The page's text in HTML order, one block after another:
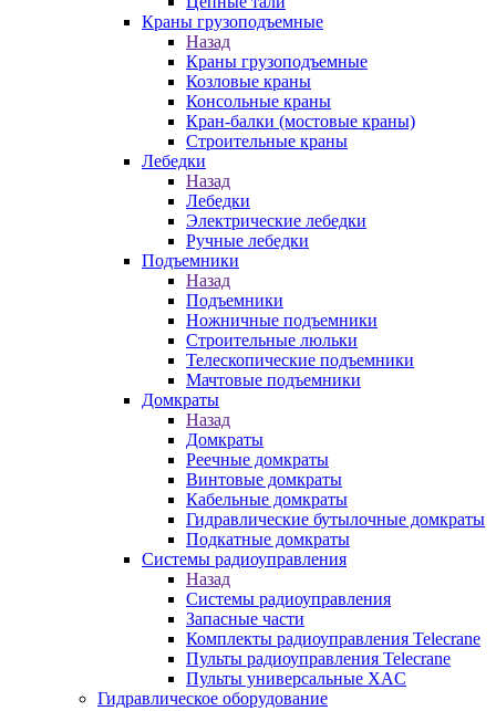
Краны грузоподъемные
Назад
Краны грузоподъемные
Козловые краны
Консольные краны
Кран-балки (мостовые краны)
Строительные краны
Лебедки
Назад
Лебедки
Электрические лебедки
Ручные лебедки
Подъемники
Назад
Подъемники
Ножничные подъемники
Строительные люльки
Телескопические подъемники
Мачтовые подъемники
Домкраты
Назад
Домкраты
Реечные домкраты
Винтовые домкраты
Кабельные домкраты
Гидравлические бутылочные домкраты
Подкатные домкраты
Системы радиоуправления
Назад
Системы радиоуправления
Запасные части
Комплекты радиоуправления Telecrane
Пульты радиоуправления Telecrane
Пульты универсальные XAC
Гидравлическое оборудование